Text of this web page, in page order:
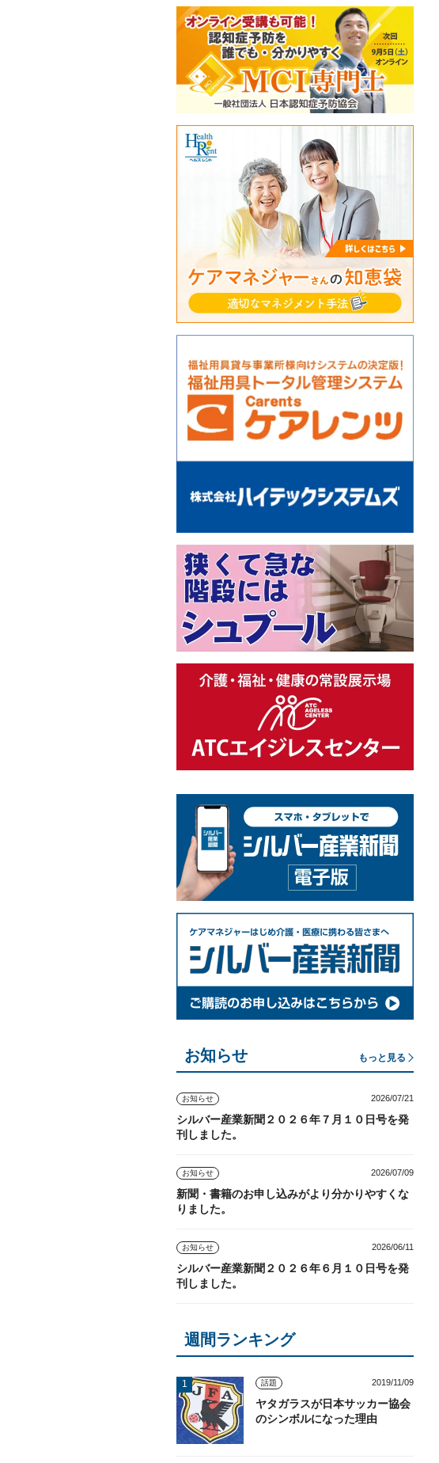
お知らせ もっと見る
お知らせ 2026/07/21
シルバー産業新聞２０２６年７月１０日号を発
刊しました。
お知らせ 2026/07/09
新聞・書籍のお申し込みがより分かりやすくな
りました。
お知らせ 2026/06/11
シルバー産業新聞２０２６年６月１０日号を発
刊しました。
週間ランキング
話題 2019/11/09
ヤタガラスが日本サッカー協会
のシンボルになった理由